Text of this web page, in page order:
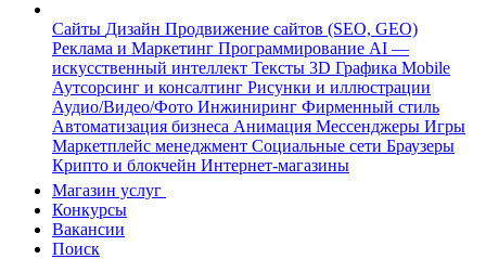
Сайты Дизайн Продвижение сайтов (SEO, GEO)
Реклама и Маркетинг Программирование AI —
искусственный интеллект Тексты 3D Графика Mobile
Аутсорсинг и консалтинг Рисунки и иллюстрации
Аудио/Видео/Фото Инжиниринг Фирменный стиль
Автоматизация бизнеса Анимация Мессенджеры Игры
Маркетплейс менеджмент Социальные сети Браузеры
Крипто и блокчейн Интернет-магазины
Магазин услуг
Конкурсы
Вакансии
Поиск